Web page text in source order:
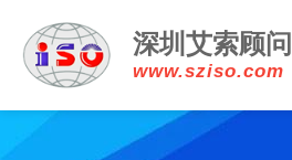
深圳艾索顾问
www.sziso.com